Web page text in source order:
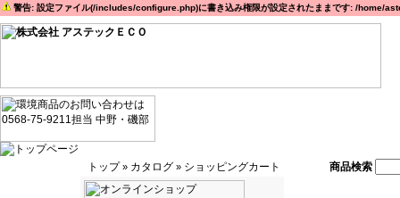
警告: 設定ファイル(/includes/configure.php)に書き込み権限が設定されたままです: /
トップ» カタログ » ショッピングカート 商品検索